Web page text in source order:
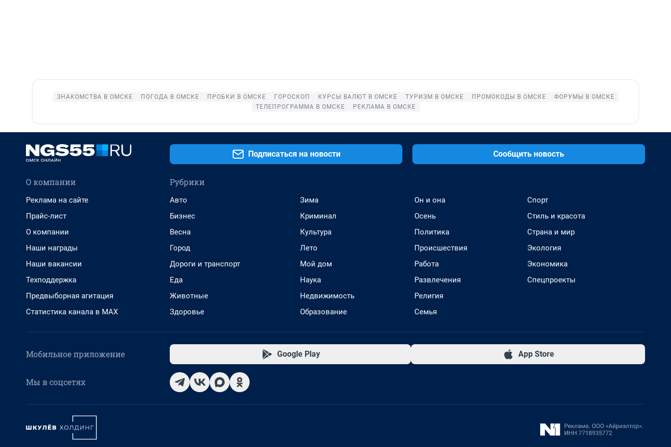
ЗНАКОМСТВА В ОМСКЕ ПОГОДА В ОМСКЕ ПРОБКИ В ОМСКЕ ГОРОСКОП КУРСЫ ВАЛЮТ В ОМСКЕ ТУРИЗМ В ОМСКЕ ПРОМОКОДЫ В ОМСКЕ
ФОРУМЫ В ОМСКЕ
ТЕЛЕПРОГРАММА В ОМСКЕ
РЕКЛАМА В ОМСКЕ
Подписаться на новости Сообщить новость
О компании
Реклама на сайте
Прайс-лист
О компании
Наши награды
Наши вакансии
Техподдержка
Предвыборная агитация
Статистика канала в MAX
Рубрики
Авто
Бизнес
Весна
Город
Дороги и транспорт
Еда
Животные
Здоровье
Зима
Криминал
Культура
Лето
Мой дом
Наука
Недвижимость
Образование
Он и она
Осень
Политика
Происшествия
Работа
Развлечения
Религия
Семья
Спорт
Стиль и красота
Страна и мир
Экология
Экономика
Спецпроекты
Мобильное приложение Google Play App Store
Мы в соцсетях